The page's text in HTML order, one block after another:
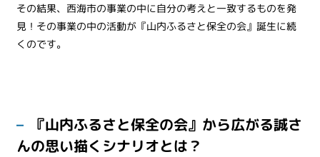
その結果、西海市の事業の中に自分の考えと一致するものを発
見！その事業の中の活動が『山内ふるさと保全の会』誕生に続
くのです。
『山内ふるさと保全の会』から広がる誠さ
んの思い描くシナリオとは？